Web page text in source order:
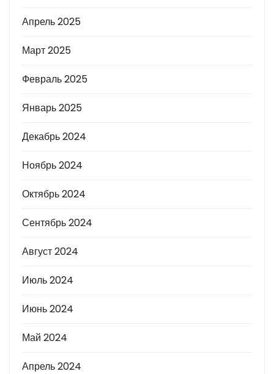
Апрель 2025
Март 2025
Февраль 2025
Январь 2025
Декабрь 2024
Ноябрь 2024
Октябрь 2024
Сентябрь 2024
Август 2024
Июль 2024
Июнь 2024
Май 2024
Апрель 2024